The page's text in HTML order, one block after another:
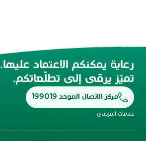
رعاية يمكنكم الاعتماد عليها.
تميّز يرقى إلى تطلّعاتكم.
مركز الاتصال الموحد 199019
خدمات المرضى